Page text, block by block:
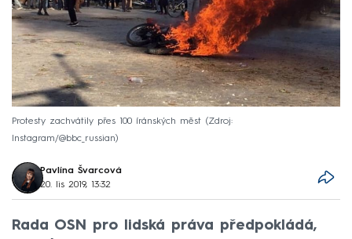
Protesty zachvátily přes 100 íránských měst
Zdroj:
Instagram/@bbc_russian
Pavlína Švarcová
20. lis 2019, 13:32
Rada OSN pro lidská práva předpokládá,